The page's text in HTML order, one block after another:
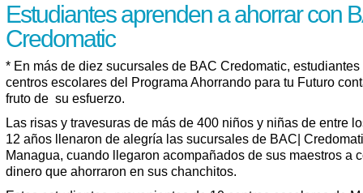
Estudiantes aprenden a ahorrar con
Credomatic
* En más de diez sucursales de BAC Credomatic, estudiantes
centros escolares del Programa Ahorrando para tu Futuro
fruto de su esfuerzo.
Las risas y travesuras de más de 400 niños y niñas de entre
12 años llenaron de alegría las sucursales de BAC|
Managua, cuando llegaron acompañados de sus maestros a
dinero que ahorraron en sus chanchitos.